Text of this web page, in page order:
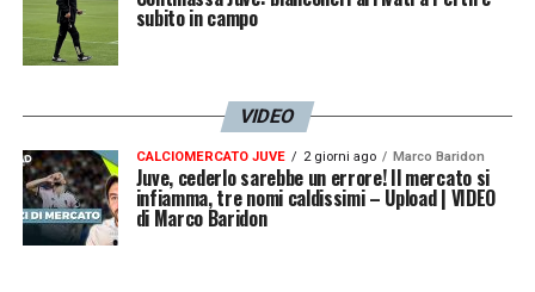
LA PLAYLIST DELLE NOSTRE TOP NEWS
subito in campo
VIDEO
CALCIOMERCATO JUVE 2 giorni ago Marco Baridon
Juve, cederlo sarebbe un errore! Il mercato si
infiamma, tre nomi caldissimi – Upload | VIDEO
di Marco Baridon